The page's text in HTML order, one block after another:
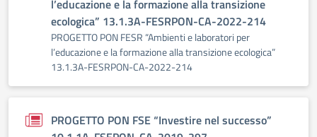
l’educazione e la formazione alla transizione
ecologica” 13.1.3A-FESRPON-CA-2022-214
PROGETTO PON FESR “Ambienti e laboratori per
l’educazione e la formazione alla transizione ecologica”
13.1.3A-FESRPON-CA-2022-214
PROGETTO PON FSE “Investire nel successo”